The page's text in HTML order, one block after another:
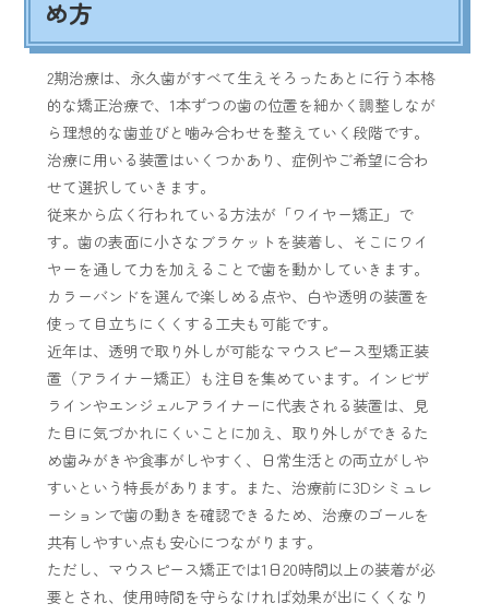
め方
2期治療は、永久歯がすべて生えそろったあとに行う本格
的な矯正治療で、1本ずつの歯の位置を細かく調整しなが
ら理想的な歯並びと噛み合わせを整えていく段階です。
治療に用いる装置はいくつかあり、症例やご希望に合わ
せて選択していきます。
従来から広く行われている方法が「ワイヤー矯正」で
す。歯の表面に小さなブラケットを装着し、そこにワイ
ヤーを通して力を加えることで歯を動かしていきます。
カラーバンドを選んで楽しめる点や、白や透明の装置を
使って目立ちにくくする工夫も可能です。
近年は、透明で取り外しが可能なマウスピース型矯正装
置（アライナー矯正）も注目を集めています。インビザ
ラインやエンジェルアライナーに代表される装置は、見
た目に気づかれにくいことに加え、取り外しができるた
め歯みがきや食事がしやすく、日常生活との両立がしや
すいという特長があります。また、治療前に3Dシミュレ
ーションで歯の動きを確認できるため、治療のゴールを
共有しやすい点も安心につながります。
ただし、マウスピース矯正では1日20時間以上の装着が必
要とされ、使用時間を守らなければ効果が出にくくなり